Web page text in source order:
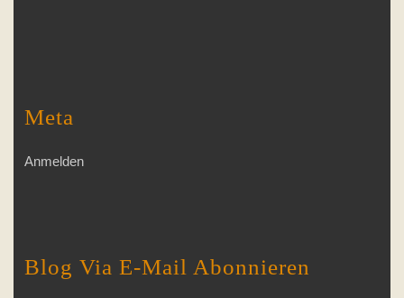
Meta
Anmelden
Blog Via E-Mail Abonnieren